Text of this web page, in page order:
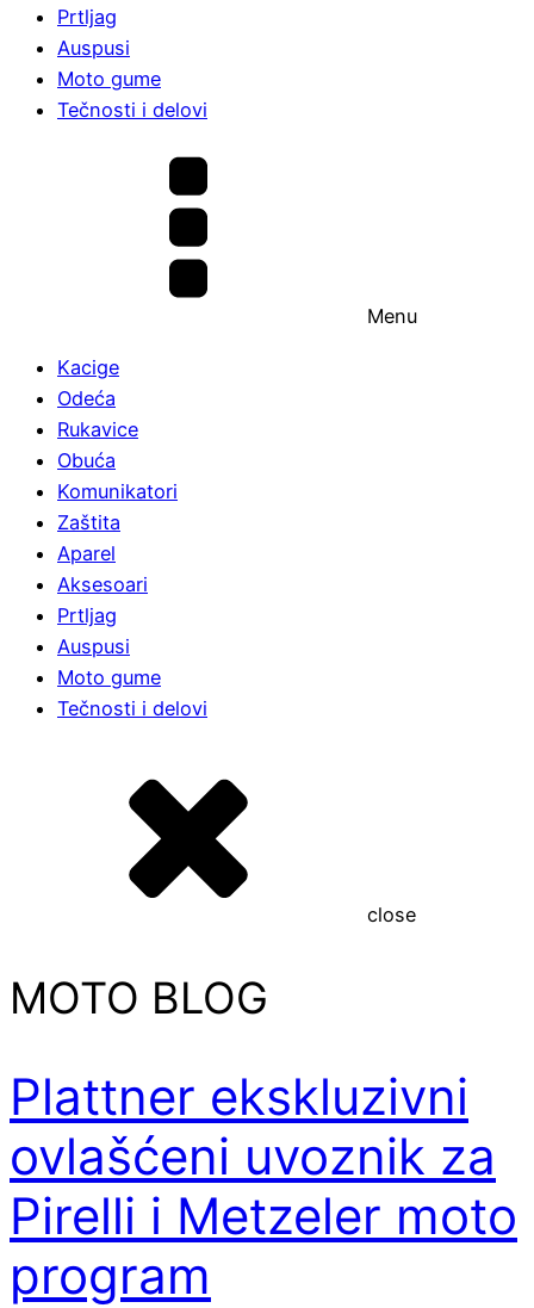
Prtljag
Auspusi
Moto gume
Tečnosti i delovi
Menu
Kacige
Odeća
Rukavice
Obuća
Komunikatori
Zaštita
Aparel
Aksesoari
Prtljag
Auspusi
Moto gume
Tečnosti i delovi
close
MOTO BLOG
Plattner ekskluzivni
ovlašćeni uvoznik za
Pirelli i Metzeler moto
program